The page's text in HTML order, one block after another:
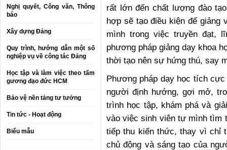
Nghị quyết, Công văn, Thông
báo
Xây dựng Đảng
Quy trình, hướng dẫn một số
nghiệp vụ về công tác Đảng
Học tập và làm việc theo tấm
gương đạo đức HCM
Bảo vệ nền tảng tư tưởng
Tin tức - Hoạt động
Biểu mẫu
rất lớn đến chất lượng đào
hợp sẽ tạo điều kiện để giảng
mình trong việc truyền đạt,
phương pháp giảng dạy khoa
thời tạo nên sự hứng thú, say
Phương pháp dạy học tích
người định hướng, gợi mở,
trình học tập, khám phá và
vào việc sinh viên tự mình tìm
tiếp thu kiến thức, thay vì chỉ
chủ động và sáng tạo của